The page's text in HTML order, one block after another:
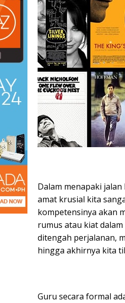
Dalam menapaki
amat krusial kita
kompetensinya akan
rumus atau kiat
ditengah perjalanan,
hingga akhirnya kita
Guru secara formal